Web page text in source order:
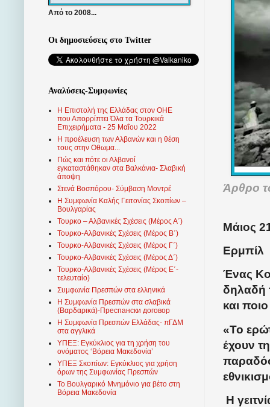
Άρθρο
Μάιος
Ερμπίλ
Ένας
δηλαδή
και
«Το
έχουν
Η
Από το 2008...
Οι δημοσιεύσεις στο Twitter
Αναλύσεις-Συμφωνίες
Η Επιστολή της Ελλάδας στον ΟΗΕ
που Απορρίπτει Όλα τα Τουρκικά
Επιχειρήματα - 25 Μαΐου 2022
Η προέλευση των Αλβανών και η θέση
τους στην Οθωμα...
Πώς και πότε οι Αλβανοί
εγκαταστάθηκαν στα Βαλκάνια- Σλαβική
άποψη
Στενά Βοσπόρου- Σύμβαση Μοντρέ
Η Συμφωνία Καλής Γειτονίας Σκοπίων –
Βουλγαρίας
Τουρκο – Αλβανικές Σχέσεις (Mέρος Α΄)
Τουρκο-Αλβανικές Σχέσεις (Μέρος Β΄)
Τουρκο-Αλβανικές Σχέσεις (Μέρος Γ΄)
Τουρκο-Αλβανικές Σχέσεις (Μέρος Δ΄)
Τουρκο-Αλβανικές Σχέσεις (Μέρος Ε΄-
τελευταίο)
Συμφωνία Πρεσπών στα ελληνικά
Η Συμφωνία Πρεσπών στα σλαβικά
(Βαρδαρικά)-Преспански договор
Η Συμφωνία Πρεσπών Ελλάδας- πΓΔΜ
στα αγγλικά
ΥΠΕΞ: Εγκύκλιος για τη χρήση του
ονόματος ‘Βόρεια Μακεδονία’
ΥΠΕΞ Σκοπίων: Εγκύκλιος για χρήση
όρων της Συμφωνίας Πρεσπών
Το Βουλγαρικό Μνημόνιο για βέτο στη
Βόρεια Μακεδονία